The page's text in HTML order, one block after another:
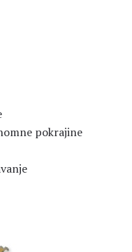
pokrajine